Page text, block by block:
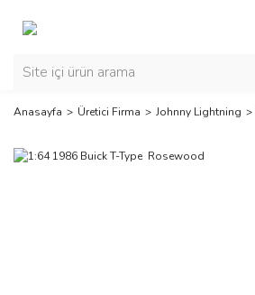
Anasayfa Üretici Firma Johnny Lightning